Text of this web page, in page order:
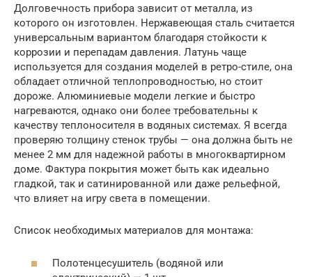
Долговечность прибора зависит от металла, из
которого он изготовлен. Нержавеющая сталь считается
универсальным вариантом благодаря стойкости к
коррозии и перепадам давления. Латунь чаще
используется для создания моделей в ретро-стиле, она
обладает отличной теплопроводностью, но стоит
дороже. Алюминиевые модели легкие и быстро
нагреваются, однако они более требовательны к
качеству теплоносителя в водяных системах. Я всегда
проверяю толщину стенок трубы — она должна быть не
менее 2 мм для надежной работы в многоквартирном
доме. Фактура покрытия может быть как идеально
гладкой, так и сатинированной или даже рельефной,
что влияет на игру света в помещении.
Список необходимых материалов для монтажа:
Полотенцесушитель (водяной или